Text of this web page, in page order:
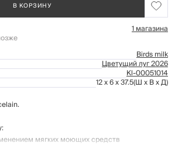
В КОРЗИНУ
1 магазина
Birds milk
Цветущий луг 2026
Kl-00051014
12 x 6 x 37.5(Ш x В x Д)
мягких моющих средств